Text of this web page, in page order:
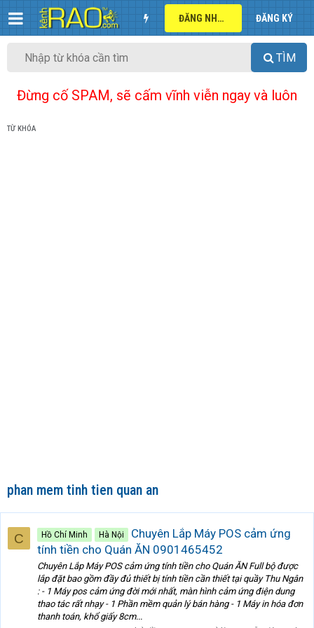
ĐĂNG NHẬP ĐĂNG KÝ
TÌM
Đừng cố SPAM, sẽ cấm vĩnh viễn ngay và luôn
TỪ KHÓA
phan mem tinh tien quan an
C Hồ Chí Minh Hà Nội
Chuyên Lắp Máy POS cảm ứng
tính tiền cho Quán ĂN 0901465452
Chuyên Lắp Máy POS cảm ứng tính tiền cho Quán ĂN Full bộ được
lắp đặt bao gồm đầy đủ thiết bị tính tiền cần thiết tại quầy Thu Ngân
: - 1 Máy pos cảm ứng đời mới nhất, màn hình cảm ứng điện dung
thao tác rất nhạy - 1 Phần mềm quản lý bán hàng - 1 Máy in hóa đơn
thanh toán, khổ giấy 8cm...